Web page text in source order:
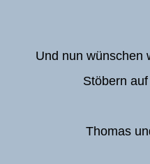
Und nun wünschen
Stöbern
Thomas